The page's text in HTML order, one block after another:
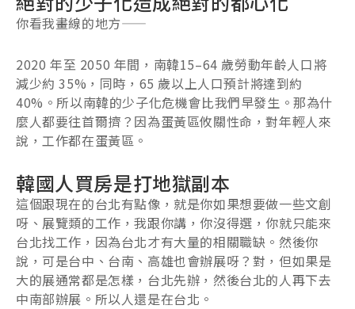
你看我畫線的地方——
2020 年至 2050 年間，南韓15–64 歲勞動年齡人口將
減少約 35%，同時，65 歲以上人口預計將達到約
40%。所以南韓的少子化危機會比我們早發生。那為什
麼人都要往首爾擠？因為蛋黃區攸關性命，對年輕人來
說，工作都在蛋黃區。
韓國人買房是打地獄副本
這個跟現在的台北有點像，就是你如果想要做一些文創
呀、展覽類的工作，我跟你講，你沒得選，你就只能來
台北找工作，因為台北才有大量的相關職缺。然後你
說，可是台中、台南、高雄也會辦展呀？對，但如果是
大的展通常都是怎樣，台北先辦，然後台北的人再下去
中南部辦展。所以人還是在台北。